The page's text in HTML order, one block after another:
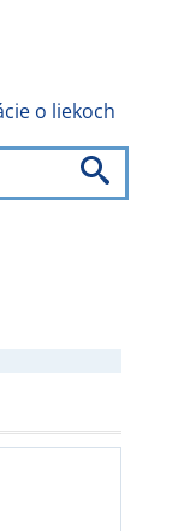
o liekoch